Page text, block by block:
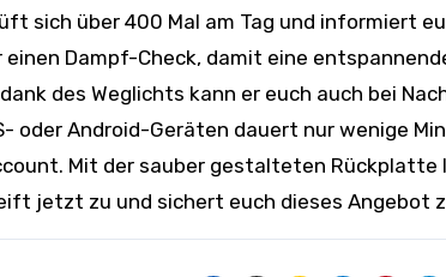
sich über 400 Mal am Tag und informiert
einen Dampf-Check, damit eine
des Weglichts kann er euch auch bei
oder Android-Geräten dauert nur wenige
Mit der sauber gestalteten Rückplatte
jetzt zu und sichert euch dieses Angebot